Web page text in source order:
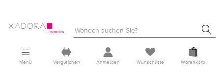
Menü Vergleichen Anmelden Wunschliste Warenkorb